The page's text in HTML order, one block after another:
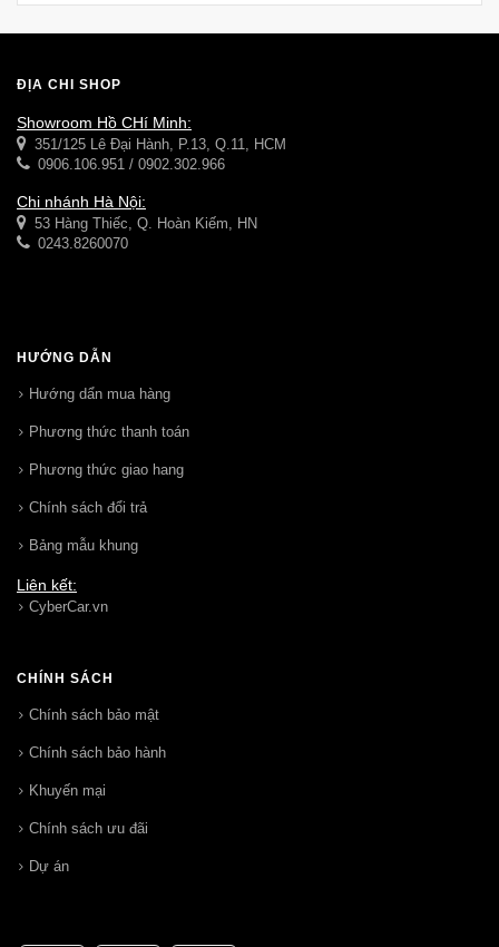
ĐỊA CHỈ SHOP
Showroom Hồ CHí Minh:
351/125 Lê Đại Hành, P.13, Q.11, HCM
0906.106.951 / 0902.302.966
Chi nhánh Hà Nội:
53 Hàng Thiếc, Q. Hoàn Kiếm, HN
0243.8260070
HƯỚNG DẪN
Hướng dẩn mua hàng
Phương thức thanh toán
Phương thức giao hang
Chính sách đổi trả
Bảng mẫu khung
Liên kết:
CyberCar.vn
CHÍNH SÁCH
Chính sách bảo mật
Chính sách bảo hành
Khuyến mại
Chính sách ưu đãi
Dự án